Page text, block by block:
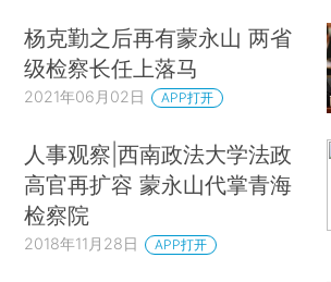
杨克勤之后再有蒙永山 两省
级检察长任上落马
2021年06月02日 APP打开
人事观察|西南政法大学法政
高官再扩容 蒙永山代掌青海
检察院
2018年11月28日 APP打开